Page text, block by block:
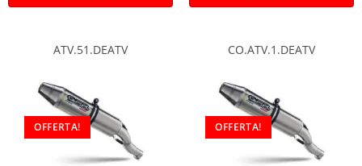
ATV.51.DEATV
OFFERTA!
CO.ATV.1.DEATV
OFFERTA!